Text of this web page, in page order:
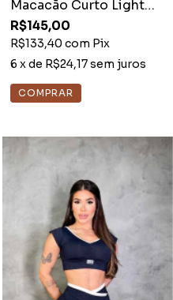
Macacão Curto Light
Cocoa Detalhe Off
White
R$145,00
R$133,40 com Pix
6 x de R$24,17sem juros